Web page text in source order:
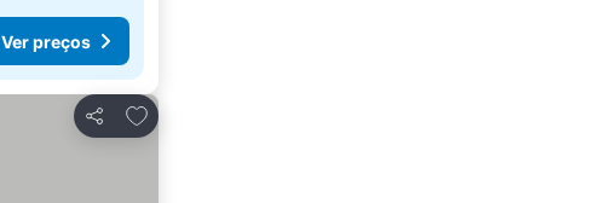
Ver preços
Partilhar
Adicionar aos favoritos